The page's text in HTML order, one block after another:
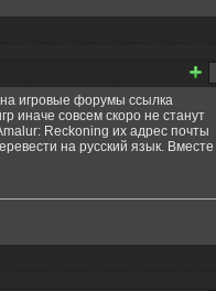
игровые форумы ссылка
иначе совсем скоро не станут
Reckoning их адрес почты
на русский язык. Вместе